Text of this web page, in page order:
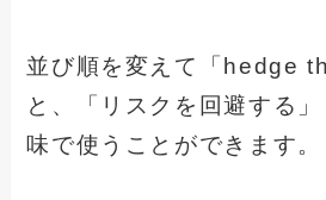
並び順を変えて「hedge
と、「リスクを回避する
味で使うことができます。